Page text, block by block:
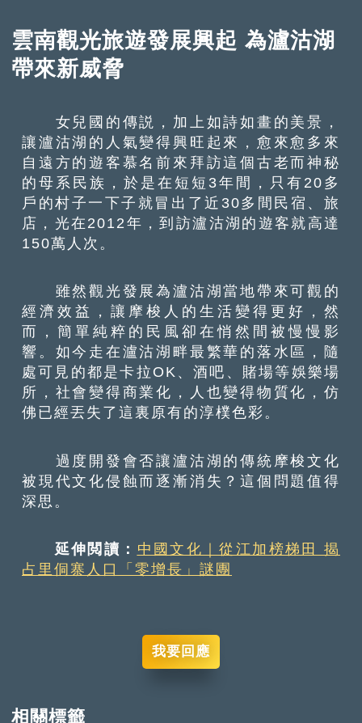
雲南觀光旅遊發展興起 為瀘沽湖
帶來新威脅
女兒國的傳説，加上如詩如畫的美景，
讓瀘沽湖的人氣變得興旺起來，愈來愈多來
自遠方的遊客慕名前來拜訪這個古老而神秘
的母系民族，於是在短短3年間，只有20多
戶的村子一下子就冒出了近30多間民宿、旅
店，光在2012年，到訪瀘沽湖的遊客就高達
150萬人次。
雖然觀光發展為瀘沽湖當地帶來可觀的
經濟效益，讓摩梭人的生活變得更好，然
而，簡單純粹的民風卻在悄然間被慢慢影
響。如今走在瀘沽湖畔最繁華的落水區，隨
處可見的都是卡拉OK、酒吧、賭場等娛樂場
所，社會變得商業化，人也變得物質化，仿
佛已經丟失了這裏原有的淳樸色彩。
過度開發會否讓瀘沽湖的傳統摩梭文化
被現代文化侵蝕而逐漸消失？這個問題值得
深思。
延伸閲讀： 中國文化｜從江加榜梯田 揭
占里侗寨人口「零增長」謎團
我要回應
相關標籤